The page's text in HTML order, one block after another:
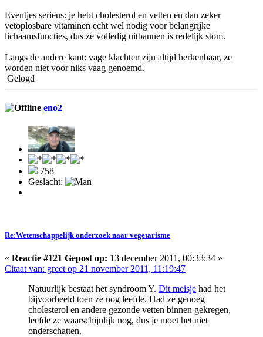
Eventjes serieus: je hebt cholesterol en vetten en dan zeker
vetoplosbare vitaminen echt wel nodig voor belangrijke
lichaamsfuncties, dus ze volledig uitbannen is redelijk stom.
Langs de andere kant: vage klachten zijn altijd herkenbaar, ze
worden niet voor niks vaag genoemd.
Gelogd
eno2
758
Geslacht:
Re:Wetenschappelijk onderzoek naar vegetarisme
« Reactie #121 Gepost op: 13 december 2011, 00:33:34 »
Citaat van: greet op 21 november 2011, 11:19:47
Natuurlijk bestaat het syndroom Y. Dit meisje had het
bijvoorbeeld toen ze nog leefde. Had ze genoeg
cholesterol en andere gezonde vetten binnen gekregen,
leefde ze waarschijnlijk nog, dus je moet het niet
onderschatten.